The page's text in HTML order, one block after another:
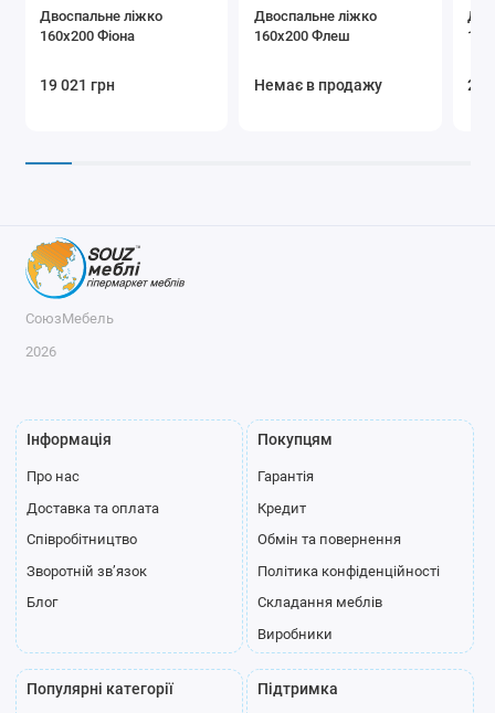
Двоспальне ліжко
160x200 Фіона
19 021 грн
Двоспальне ліжко
160x200 Флеш
Немає в продажу 26
СоюзМебель
2026
Інформація
Про нас
Доставка та оплата
Співробітництво
Зворотній зв’язок
Блог
Покупцям
Гарантія
Кредит
Обмін та повернення
Політика конфіденційності
Складання меблів
Виробники
Популярні категорії
Підтримка